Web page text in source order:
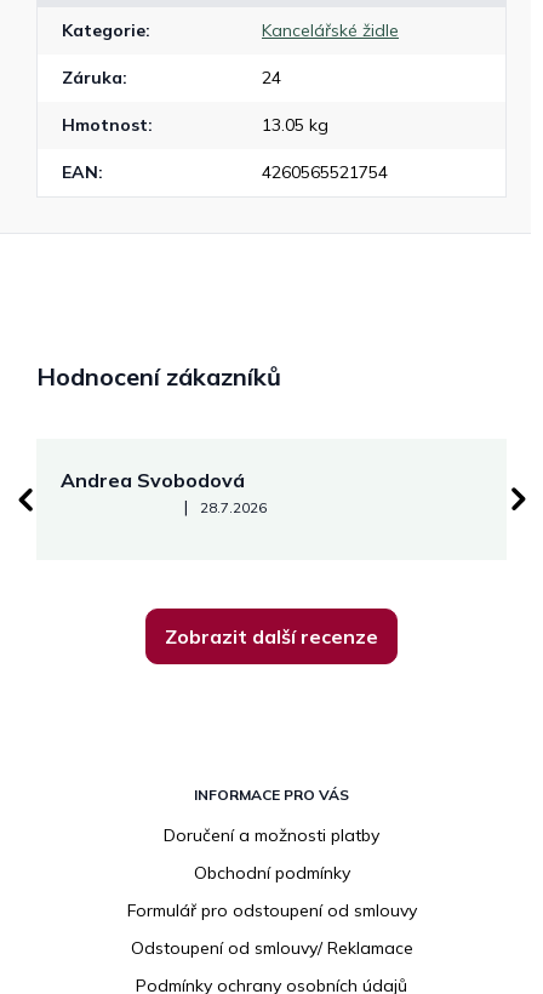
Kategorie: Kancelářské židle
Záruka: 24
Hmotnost: 13.05 kg
EAN: 4260565521754
Hodnocení zákazníků
Andrea Svobodová
Hodnocení obchodu je 5 z 5 hvězdiček.
| 28.7.2026
Zobrazit další recenze
INFORMACE PRO VÁS
Doručení a možnosti platby
Obchodní podmínky
Formulář pro odstoupení od smlouvy
Odstoupení od smlouvy/ Reklamace
Podmínky ochrany osobních údajů